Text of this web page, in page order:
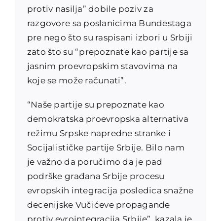
protiv nasilja” dobile poziv za
razgovore sa poslanicima Bundestaga
pre nego što su raspisani izbori u Srbiji
zato što su “prepoznate kao partije sa
jasnim proevropskim stavovima na
koje se može računati”.
“Naše partije su prepoznate kao
demokratska proevropska alternativa
režimu Srpske napredne stranke i
Socijalističke partije Srbije. Bilo nam
je važno da poručimo da je pad
podrške građana Srbije procesu
evropskih integracija posledica snažne
decenijske Vučićeve propagande
protiv evrointegracija Srbije”, kazala je